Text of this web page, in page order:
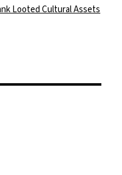
Looted Cultural Assets